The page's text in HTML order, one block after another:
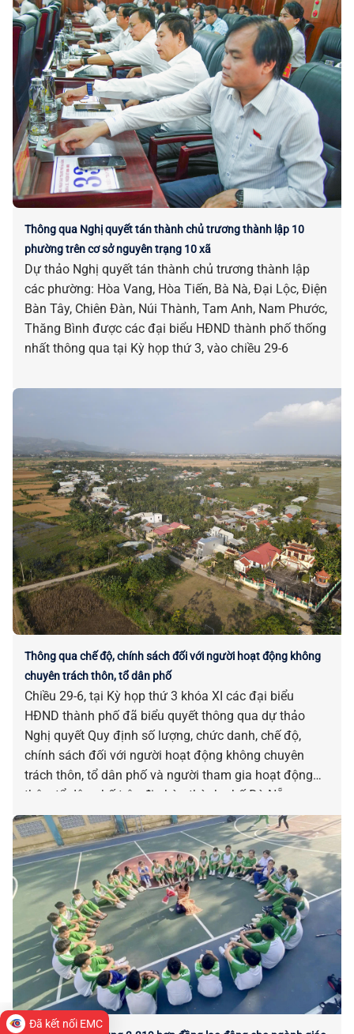
Thông qua Nghị quyết tán thành chủ trương thành lập 10
phường trên cơ sở nguyên trạng 10 xã
Dự thảo Nghị quyết tán thành chủ trương thành lập
các phường: Hòa Vang, Hòa Tiến, Bà Nà, Đại Lộc, Điện
Bàn Tây, Chiên Đàn, Núi Thành, Tam Anh, Nam Phước,
Thăng Bình được các đại biểu HĐND thành phố thống
nhất thông qua tại Kỳ họp thứ 3, vào chiều 29-6
Thông qua chế độ, chính sách đối với người hoạt động không
chuyên trách thôn, tổ dân phố
Chiều 29-6, tại Kỳ họp thứ 3 khóa XI các đại biểu
HĐND thành phố đã biểu quyết thông qua dự thảo
Nghị quyết Quy định số lượng, chức danh, chế độ,
chính sách đối với người hoạt động không chuyên
trách thôn, tổ dân phố và người tham gia hoạt động
thôn, tổ dân phố trên địa bàn thành phố Đà Nẵng.
Đã kết nối EMC